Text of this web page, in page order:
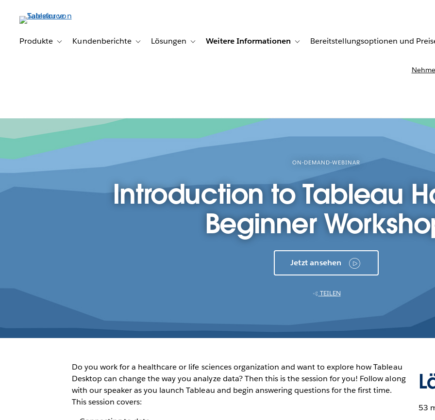
Produkte
Toggle sub-navigation for Produkte
Kundenberichte Toggle sub-navigation for Kundenberichte
Lösungen Toggle sub-navigation for Lösungen
Weitere Informationen Toggle sub-navigation for Weitere Informationen
Bereitstellungsoptionen und
ON-DEMAND-WEBINAR
Introduction to Tableau
Beginner
Jetzt ansehen
TEILEN
Do you work for a healthcare or life sciences organization and want to explore how Tableau
Desktop can change the way you analyze data? Then this is the session for you! Follow along
with our speaker as you launch Tableau and begin answering questions for the first time.
This session covers:
53